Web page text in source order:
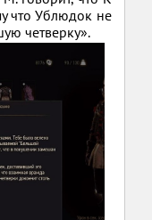
что Ублюдок не
четверку».